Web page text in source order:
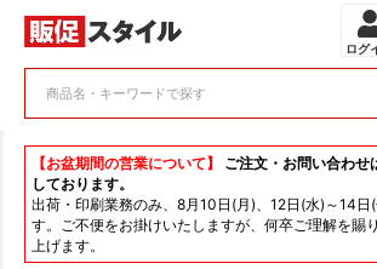
ログ
【お盆期間の営業について】
ご注文・お問い合わせ
しております。
出荷・印刷業務のみ、8月10日(月)、12日(水)～14日
す。ご不便をお掛けいたしますが、何卒ご理解を賜
上げます。